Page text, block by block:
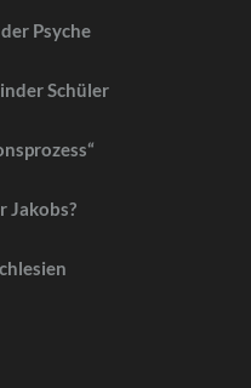
Psyche
Schüler
Jakobs?